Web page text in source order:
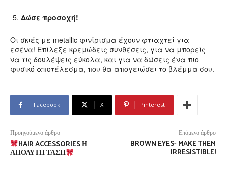
Δώσε προσοχή!
Οι σκιές με metallic φινίρισμα έχουν φτιαχτεί για
εσένα! Επίλεξε κρεμώδεις συνθέσεις, για να μπορείς
να τις δουλέψεις εύκολα, και για να δώσεις ένα πιο
φυσικό αποτέλεσμα, που θα απογειώσει το βλέμμα σου.
Facebook X Pinterest
Προηγούμενο άρθρο
HAIR ACCESSORIES Η
ΑΠΌΛΥΤΗ ΤΆΣΗ
Επόμενο άρθρο
BROWN EYES- MAKE THEM
IRRESISTIBLE!